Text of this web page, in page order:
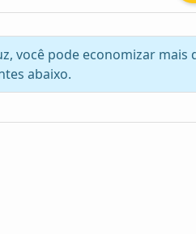
você pode economizar mais
abaixo.